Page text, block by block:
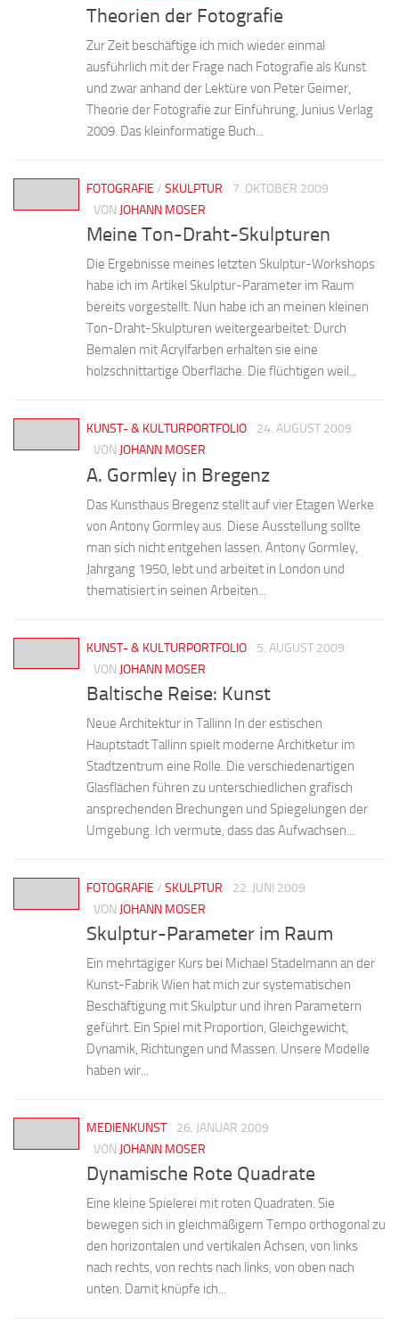
Theorien der Fotografie
Zur Zeit beschäftige ich mich wieder einmal
ausführlich mit der Frage nach Fotografie als Kunst
und zwar anhand der Lektüre von Peter Geimer,
Theorie der Fotografie zur Einführung, Junius Verlag
2009. Das kleinformatige Buch...
FOTOGRAFIE / SKULPTUR
7. OKTOBER 2009
VON JOHANN MOSER
Meine Ton-Draht-Skulpturen
Die Ergebnisse meines letzten Skulptur-Workshops
habe ich im Artikel Skulptur-Parameter im Raum
bereits vorgestellt. Nun habe ich an meinen kleinen
Ton-Draht-Skulpturen weitergearbeitet: Durch
Bemalen mit Acrylfarben erhalten sie eine
holzschnittartige Oberfläche. Die flüchtigen weil...
KUNST- & KULTURPORTFOLIO
24. AUGUST 2009
VON JOHANN MOSER
A. Gormley in Bregenz
Das Kunsthaus Bregenz stellt auf vier Etagen Werke
von Antony Gormley aus. Diese Ausstellung sollte
man sich nicht entgehen lassen. Antony Gormley,
Jahrgang 1950, lebt und arbeitet in London und
thematisiert in seinen Arbeiten...
KUNST- & KULTURPORTFOLIO
5. AUGUST 2009
VON JOHANN MOSER
Baltische Reise: Kunst
Neue Architektur in Tallinn In der estischen
Hauptstadt Tallinn spielt moderne Architketur im
Stadtzentrum eine Rolle. Die verschiedenartigen
Glasflächen führen zu unterschiedlichen grafisch
ansprechenden Brechungen und Spiegelungen der
Umgebung. Ich vermute, dass das Aufwachsen...
FOTOGRAFIE / SKULPTUR
22. JUNI 2009
VON JOHANN MOSER
Skulptur-Parameter im Raum
Ein mehrtägiger Kurs bei Michael Stadelmann an der
Kunst-Fabrik Wien hat mich zur systematischen
Beschäftigung mit Skulptur und ihren Parametern
geführt. Ein Spiel mit Proportion, Gleichgewicht,
Dynamik, Richtungen und Massen. Unsere Modelle
haben wir...
MEDIENKUNST
26. JANUAR 2009
VON JOHANN MOSER
Dynamische Rote Quadrate
Eine kleine Spielerei mit roten Quadraten. Sie
bewegen sich in gleichmäßigem Tempo orthogonal zu
den horizontalen und vertikalen Achsen, von links
nach rechts, von rechts nach links, von oben nach
unten. Damit knüpfe ich...